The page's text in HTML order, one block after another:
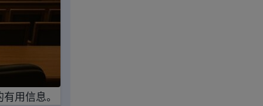
用信息。